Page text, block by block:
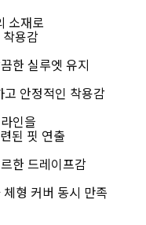
소재로
착용감
한 실루엣 유지
안정적인 착용감
인을
된 핏 연출
한 드레이프감
형 커버 동시 만족